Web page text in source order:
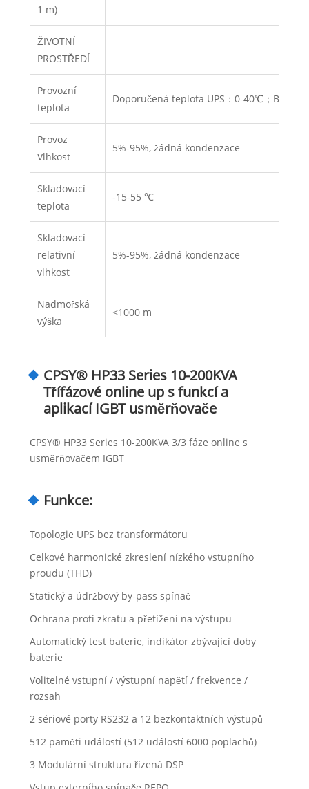
1 m)
ŽIVOTNÍ
PROSTŘEDÍ
Provozní
teplota
Doporučená teplota UPS：0-40℃；
Provoz
Vlhkost
5%-95%, žádná kondenzace
Skladovací
teplota
-15-55 ℃
Skladovací
relativní
vlhkost
5%-95%, žádná kondenzace
Nadmořská
výška
<1000 m
CPSY® HP33 Series 10-200KVA
Třífázové online up s funkcí a
aplikací IGBT usměrňovače
CPSY® HP33 Series 10-200KVA 3/3 fáze online s
usměrňovačem IGBT
Funkce:
Topologie UPS bez transformátoru
Celkové harmonické zkreslení nízkého vstupního
proudu (THD)
Statický a údržbový by-pass spínač
Ochrana proti zkratu a přetížení na výstupu
Automatický test baterie, indikátor zbývající doby
baterie
Volitelné vstupní / výstupní napětí / frekvence /
rozsah
2 sériové porty RS232 a 12 bezkontaktních výstupů
512 paměti událostí (512 událostí 6000 poplachů)
3 Modulární struktura řízená DSP